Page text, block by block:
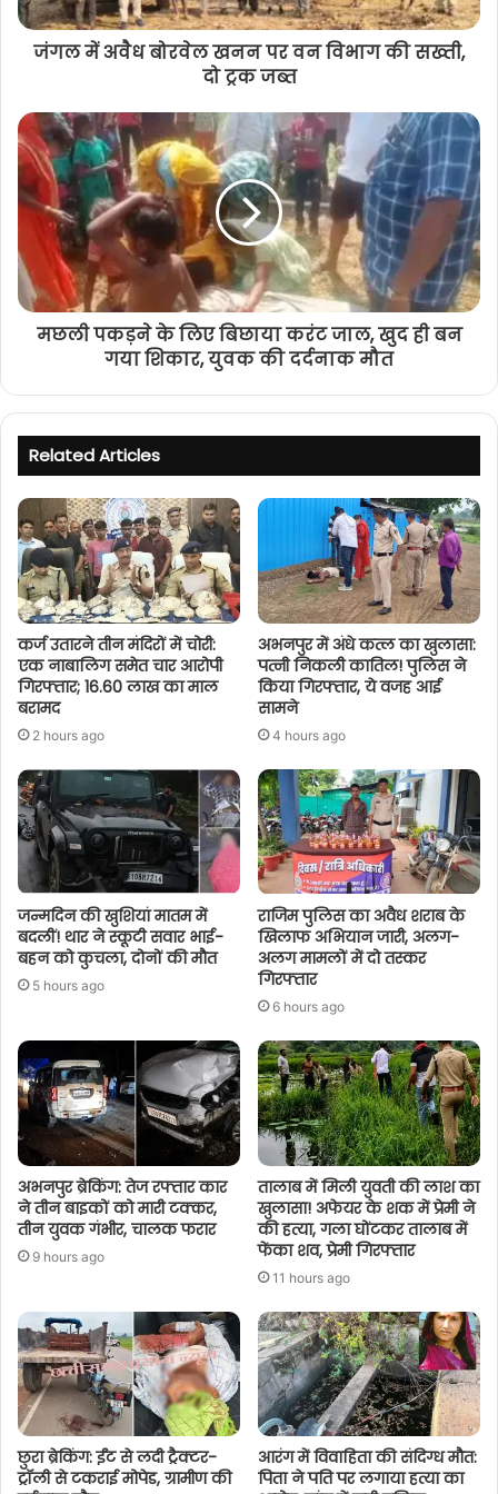
जंगल में अवैध बोरवेल खनन पर वन विभाग की सख्ती,
दो ट्रक जब्त
मछली पकड़ने के लिए बिछाया करंट जाल, खुद ही बन
गया शिकार, युवक की दर्दनाक मौत
Related Articles
कर्ज उतारने तीन मंदिरों में चोरी:
एक नाबालिग समेत चार आरोपी
गिरफ्तार; 16.60 लाख का माल
बरामद
2 hours ago
अभनपुर में अंधे कत्ल का खुलासा:
पत्नी निकली कातिल! पुलिस ने
किया गिरफ्तार, ये वजह आई
सामने
4 hours ago
जन्मदिन की खुशियां मातम में
बदलीं! थार ने स्कूटी सवार भाई-
बहन को कुचला, दोनों की मौत
5 hours ago
राजिम पुलिस का अवैध शराब के
खिलाफ अभियान जारी, अलग-
अलग मामलों में दो तस्कर
गिरफ्तार
6 hours ago
अभनपुर ब्रेकिंग: तेज रफ्तार कार
ने तीन बाइकों को मारी टक्कर,
तीन युवक गंभीर, चालक फरार
9 hours ago
तालाब में मिली युवती की लाश का
खुलासा! अफेयर के शक में प्रेमी ने
की हत्या, गला घोंटकर तालाब में
फेंका शव, प्रेमी गिरफ्तार
11 hours ago
छुरा ब्रेकिंग: ईंट से लदी ट्रैक्टर-
ट्रॉली से टकराई मोपेड, ग्रामीण की
आरंग में विवाहिता की संदिग्ध मौत:
पिता ने पति पर लगाया हत्या का